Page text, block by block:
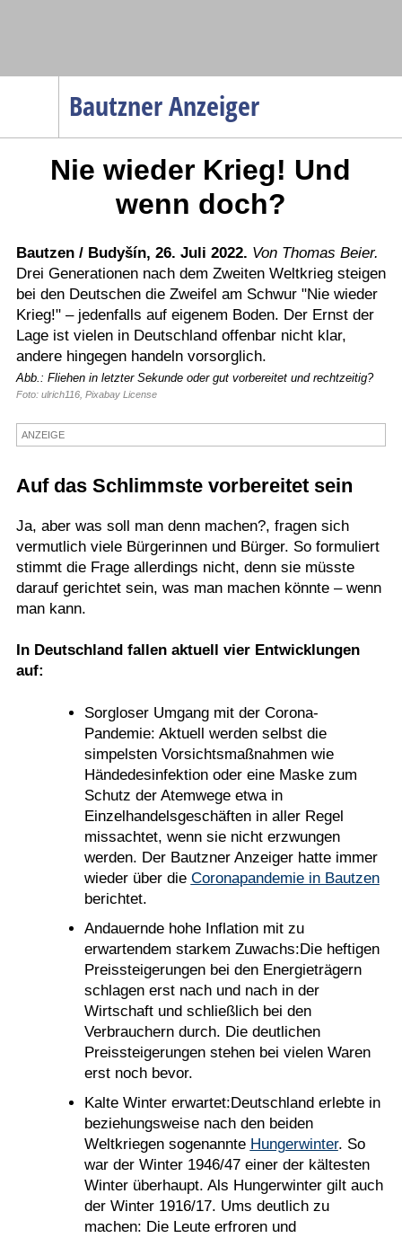
Bautzner Anzeiger
Menüpunkte
Politik
Wirtschaft
Service
Verkehr
Gesundheit
Sport
Termine
Nie wieder Krieg! Und
wenn doch?
Bautzen / Budyšín, 26. Juli 2022. Von Thomas Beier.
Drei Generationen nach dem Zweiten Weltkrieg steigen
bei den Deutschen die Zweifel am Schwur "Nie wieder
Krieg!" – jedenfalls auf eigenem Boden. Der Ernst der
Lage ist vielen in Deutschland offenbar nicht klar,
andere hingegen handeln vorsorglich.
Abb.: Fliehen in letzter Sekunde oder gut vorbereitet und rechtzeitig?
Foto: ulrich116, Pixabay License
ANZEIGE
Auf das Schlimmste vorbereitet sein
Ja, aber was soll man denn machen?, fragen sich
vermutlich viele Bürgerinnen und Bürger. So formuliert
stimmt die Frage allerdings nicht, denn sie müsste
darauf gerichtet sein, was man machen könnte – wenn
man kann.
In Deutschland fallen aktuell vier Entwicklungen
auf:
Sorgloser Umgang mit der Corona-
Pandemie: Aktuell werden selbst die
simpelsten Vorsichtsmaßnahmen wie
Händedesinfektion oder eine Maske zum
Schutz der Atemwege etwa in
Einzelhandelsgeschäften in aller Regel
missachtet, wenn sie nicht erzwungen
werden. Der Bautzner Anzeiger hatte immer
wieder über die Coronapandemie in Bautzen
berichtet.
Andauernde hohe Inflation mit zu
erwartendem starkem Zuwachs:Die heftigen
Preissteigerungen bei den Energieträgern
schlagen erst nach und nach in der
Wirtschaft und schließlich bei den
Verbrauchern durch. Die deutlichen
Preissteigerungen stehen bei vielen Waren
erst noch bevor.
Kalte Winter erwartet:Deutschland erlebte in
beziehungsweise nach den beiden
Weltkriegen sogenannte Hungerwinter. So
war der Winter 1946/47 einer der kältesten
Winter überhaupt. Als Hungerwinter gilt auch
der Winter 1916/17. Ums deutlich zu
machen: Die Leute erfroren und